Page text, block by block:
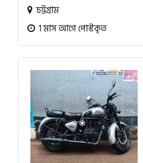
চট্টগ্রাম
1 মাস আগে পোস্টকৃত